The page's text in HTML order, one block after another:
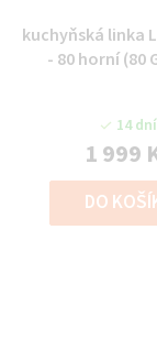
kuchyňská linka
- 80 horní (80
14 dní
1 999
DO